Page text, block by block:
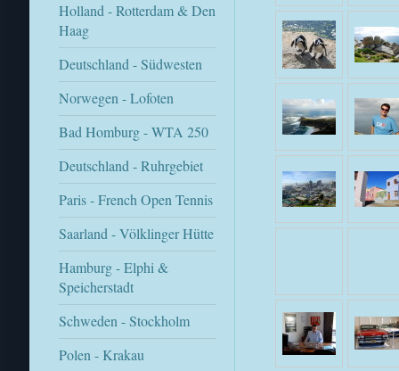
Holland - Rotterdam & Den
Haag
Deutschland - Südwesten
Norwegen - Lofoten
Bad Homburg - WTA 250
Deutschland - Ruhrgebiet
Paris - French Open Tennis
Saarland - Völklinger Hütte
Hamburg - Elphi &
Speicherstadt
Schweden - Stockholm
Polen - Krakau